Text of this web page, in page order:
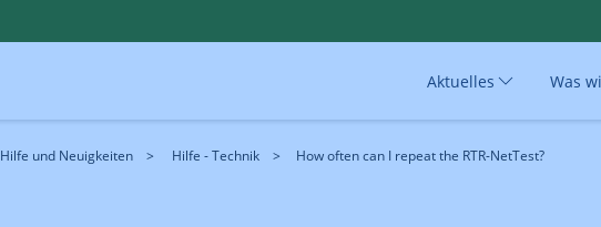
Aktuelles Was
Hilfe und Neuigkeiten Hilfe - Technik How often can I repeat the RTR-NetTest?